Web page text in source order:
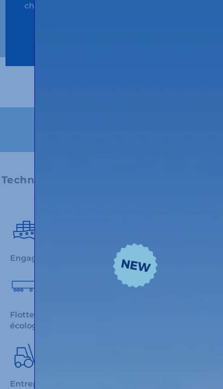
chimique pour ses prestataires de services
Technologie et innovation au service de
Engagement en faveur de l'intermodalité
Flotte équipée des moteurs Euro 6 et pneus
écologiques
Entrepôts équipés des chariots élévateurs